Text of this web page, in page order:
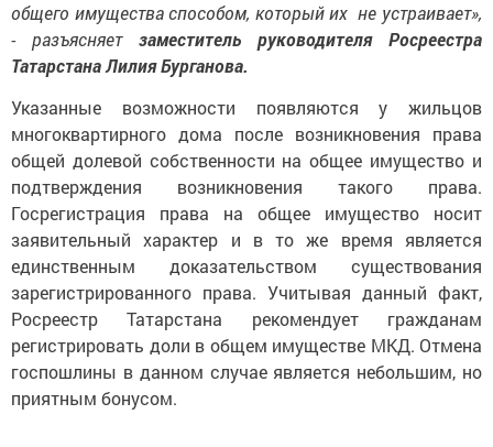
общего имущества способом, который их не устраивает»,
- разъясняет заместитель руководителя Росреестра
Татарстана Лилия Бурганова.
Указанные возможности появляются у жильцов
многоквартирного дома после возникновения права
общей долевой собственности на общее имущество и
подтверждения возникновения такого права.
Госрегистрация права на общее имущество носит
заявительный характер и в то же время является
единственным доказательством существования
зарегистрированного права. Учитывая данный факт,
Росреестр Татарстана рекомендует гражданам
регистрировать доли в общем имуществе МКД. Отмена
госпошлины в данном случае является небольшим, но
приятным бонусом.